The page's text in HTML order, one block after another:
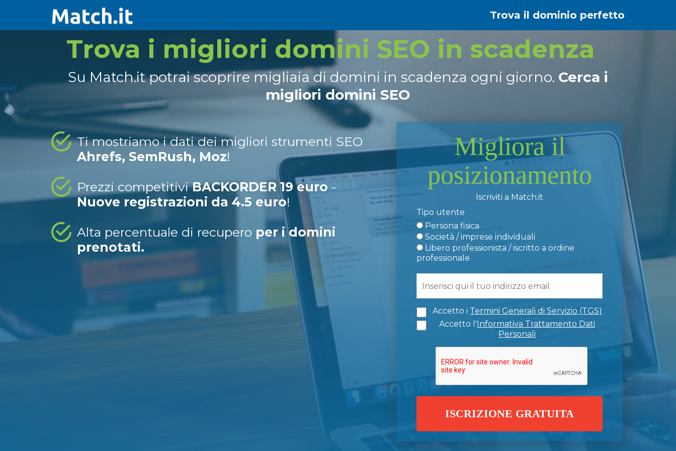
Trova il dominio perfetto
Trova i migliori domini SEO in scadenza
Su Match.it potrai scoprire migliaia di domini in scadenza ogni giorno. Cerca i
migliori domini SEO
Ti mostriamo i dati dei migliori strumenti SEO
Ahrefs, SemRush, Moz!
Prezzi competitiviBACKORDER 19 euro -
Nuove registrazioni da 4.5 euro!
Alta percentuale di recupero per i domini
prenotati.
Migliora il
posizionamento
Iscriviti a Match.it
Tipo utente
Persona fisica
Società / imprese individuali
Libero professionista / iscritto a ordine
professionale
Accetto i Termini Generali di Servizio (TGS)
Accetto l'Informativa Trattamento Dati
Personali